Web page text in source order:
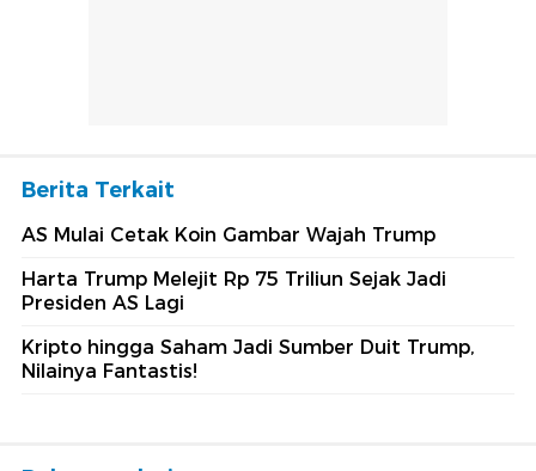
Berita Terkait
AS Mulai Cetak Koin Gambar Wajah Trump
Harta Trump Melejit Rp 75 Triliun Sejak Jadi
Presiden AS Lagi
Kripto hingga Saham Jadi Sumber Duit Trump,
Nilainya Fantastis!